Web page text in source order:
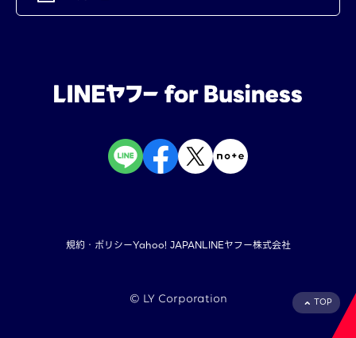
TOP
規約・ポリシーYahoo! JAPANLINEヤフー株式会社
©︎ LY Corporation